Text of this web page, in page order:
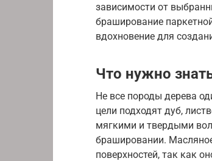
зависимости от
браширование
вдохновение для
Что нужно
Не все породы дерева
цели подходят дуб,
мягкими и твердыми
брашировании.
поверхностей, так как